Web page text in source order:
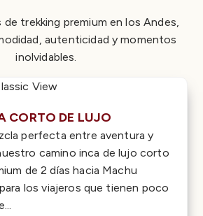
trekking premium en los Andes,
autenticidad y momentos
inolvidables.
CORTO DE LUJO
perfecta entre aventura y
camino inca de lujo corto
de 2 días hacia Machu
los viajeros que tienen poco